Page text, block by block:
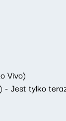
Vivo)
- Jest tylko